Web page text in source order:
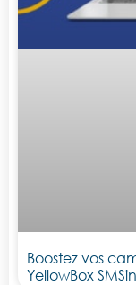
Boostez vos
YellowBox